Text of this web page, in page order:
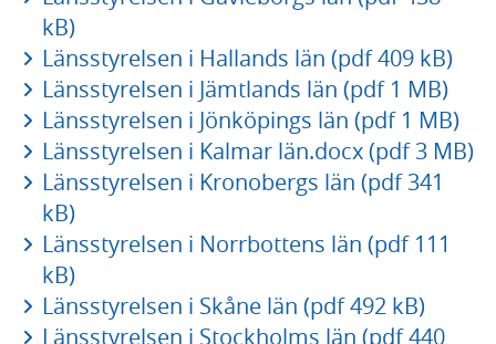
kB)
Länsstyrelsen i Hallands län (pdf 409 kB)
Länsstyrelsen i Jämtlands län (pdf 1 MB)
Länsstyrelsen i Jönköpings län (pdf 1 MB)
Länsstyrelsen i Kalmar län.docx (pdf 3 MB)
Länsstyrelsen i Kronobergs län (pdf 341
kB)
Länsstyrelsen i Norrbottens län (pdf 111
kB)
Länsstyrelsen i Skåne län (pdf 492 kB)
Länsstyrelsen i Stockholms län (pdf 440